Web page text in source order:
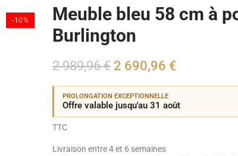
toute la marque →
-10%
Meuble bleu 58 cm à
Burlington
2 989,96 € 2 690,96 €
PROLONGATION EXCEPTIONNELLE
Offre valable jusqu'au 31 août
TTC
Livraison entre 4 et 6 semaines